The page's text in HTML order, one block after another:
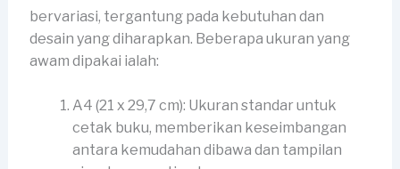
bervariasi, tergantung pada kebutuhan dan
desain yang diharapkan. Beberapa ukuran yang
awam dipakai ialah:
A4 (21 x 29,7 cm): Ukuran standar untuk
cetak buku, memberikan keseimbangan
antara kemudahan dibawa dan tampilan